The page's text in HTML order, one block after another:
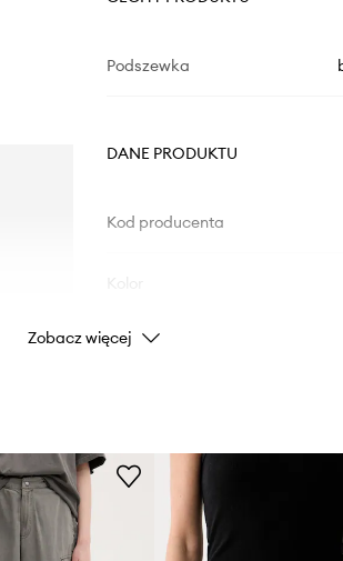
Podszewka
DANE PRODUKTU
Kod producenta
Marka
ID Produktu
Zobacz więcej